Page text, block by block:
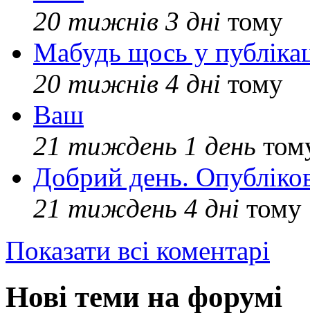
20 тижнів 3 дні тому
Мабудь щось у
20 тижнів 4 дні тому
Ваш
21 тиждень 1 день
Добрий день.
21 тиждень 4 дні тому
Показати всі коментарі
Нові теми на форумі